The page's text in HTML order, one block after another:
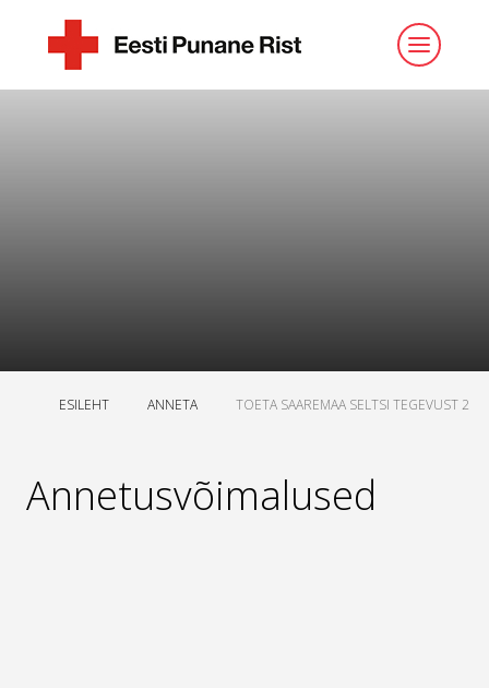
ESILEHT ANNETA TOETA SAAREMAA SELTSI TEGEVUST 2
Annetusvõimalused